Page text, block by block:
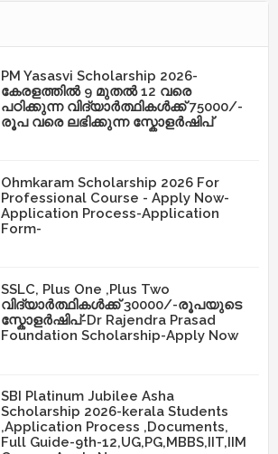
PM Yasasvi Scholarship 2026-
കേരളത്തിൽ 9 മുതൽ 12 വരെ
പഠിക്കുന്ന വിദ്യാർത്ഥികൾക്ക് 75000/-
രൂപ വരെ ലഭിക്കുന്ന സ്കോളർഷിപ്
Ohmkaram Scholarship 2026 For
Professional Course - Apply Now-
Application Process-Application
Form-
SSLC, Plus One ,Plus Two
വിദ്യാർത്ഥികൾക്ക് 30000/-രൂപയുടെ
സ്കോളർഷിപ്-Dr Rajendra Prasad
Foundation Scholarship-Apply Now
SBI Platinum Jubilee Asha
Scholarship 2026-kerala Students
,Application Process ,Documents,
Full Guide-9th-12,UG,PG,MBBS,IIT,IIM